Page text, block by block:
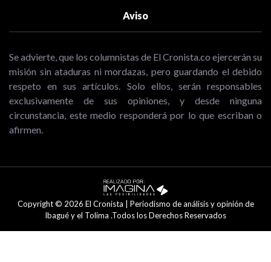
Aviso
Se advierte, que los columnistas de El Cronista.co ejercerán su
misión sin ataduras ni mordazas, pero guardando el debido
respeto en sus artículos. Solo ellos, serán responsables
exclusivamente de sus opiniones, y desde ninguna
circunstancia, este medio responderá por lo que escriban o
afirmen.
Copyright © 2026 El Cronista | Periodismo de análisis y opinión de
Ibagué y el Tolima .Todos los Derechos Reservados